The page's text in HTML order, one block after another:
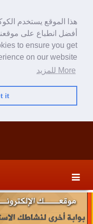
هذا الموقع يستخدم
أفضل انطباع على
to ensure you get
on our website
More للمزيد
it!
content
secondary
content